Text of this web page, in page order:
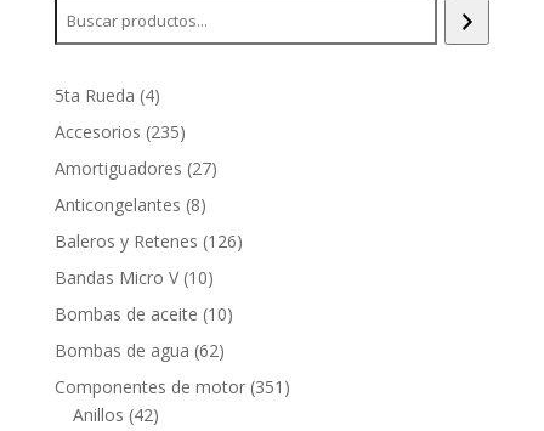
5ta Rueda 44
productos
Accesorios 235235
productos
Amortiguadores 2727
Anticongelantes 88
productos
Baleros y Retenes 126126
Bandas Micro V 1010
productos
Bombas de aceite 1010
Bombas de agua 6262
productos
Componentes de motor 351 351
Anillos 4242